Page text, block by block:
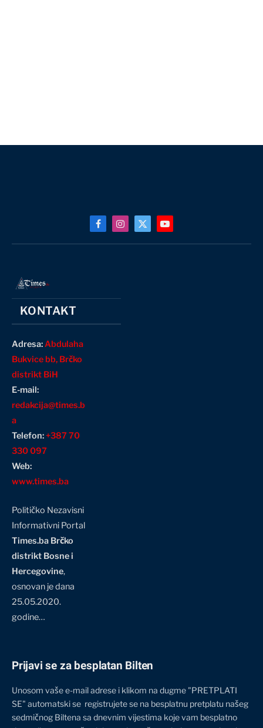
FacebookInstagram
X
(Twitter)
YouTube
KONTAKT
Adresa:Abdulaha
Bukvice bb, Brčko
distrikt BiH
E-mail:
redakcija@times.b
a
Telefon:+387 70
330 097
Web:
www.times.ba
Političko Nezavisni
Informativni Portal
Times.ba Brčko
distrikt Bosne i
Hercegovine,
osnovan je dana
25.05.2020.
godine…
Prijavi se za besplatan Bilten
Unosom vaše e-mail adrese i klikom na dugme "PRETPLATI
SE" automatski se registrujete se na besplatnu pretplatu našeg
sedmičnog Biltena sa dnevnim vijestima koje vam besplatno